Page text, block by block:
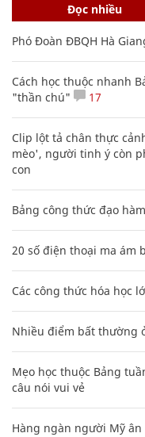
Đọc nhiều
Phó Đoàn ĐBQH Hà
Cách học thuộc nhanh
"thần chú"
17
Clip lột tả chân thực
mèo', người tinh ý còn
con
Bảng công thức đạo
20 số điện thoại ma ám
Các công thức hóa học
Nhiều điểm bất thường
Mẹo học thuộc Bảng
câu nói vui vẻ
Hàng ngàn người Mỹ ân